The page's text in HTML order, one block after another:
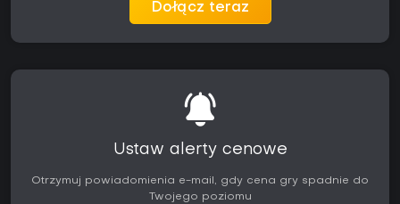
Dołącz teraz
Ustaw alerty cenowe
Otrzymuj powiadomienia e-mail, gdy cena gry spadnie do
Twojego poziomu